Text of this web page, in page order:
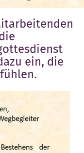
ein, die